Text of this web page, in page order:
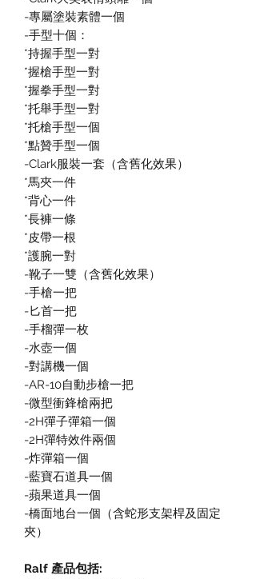
-專屬塗裝素體一個
-手型十個：
*持握手型一對
*握槍手型一對
*握拳手型一對
*托舉手型一對
*托槍手型一個
*點贊手型一個
-Clark服裝一套（含舊化效果）
*馬夾一件
*背心一件
*長褲一條
*皮帶一根
*護腕一對
-靴子一雙（含舊化效果）
-手槍一把
-匕首一把
-手榴彈一枚
-水壺一個
-對講機一個
-AR-10自動步槍一把
-微型衝鋒槍兩把
-2H彈子彈箱一個
-2H彈特效件兩個
-炸彈箱一個
-藍寶石道具一個
-蘋果道具一個
-橋面地台一個（含蛇形支架桿及固定
夾）
Ralf 產品包括: